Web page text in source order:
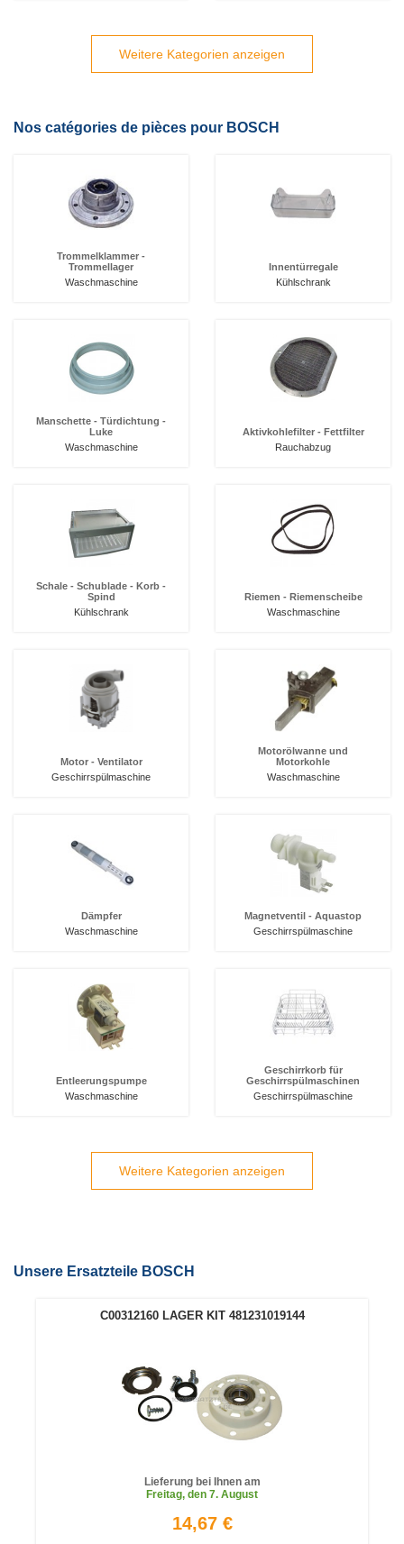
Weitere Kategorien anzeigen
Nos catégories de pièces pour BOSCH
Trommelklammer -
Trommellager
Waschmaschine
Innentürregale
Kühlschrank
Manschette - Türdichtung -
Luke
Waschmaschine
Aktivkohlefilter - Fettfilter
Rauchabzug
Schale - Schublade - Korb -
Spind
Kühlschrank
Riemen - Riemenscheibe
Waschmaschine
Motor - Ventilator
Geschirrspülmaschine
Motorölwanne und
Motorkohle
Waschmaschine
Dämpfer
Waschmaschine
Magnetventil - Aquastop
Geschirrspülmaschine
Entleerungspumpe
Waschmaschine
Geschirrkorb für
Geschirrspülmaschinen
Geschirrspülmaschine
Weitere Kategorien anzeigen
Unsere Ersatzteile BOSCH
C00312160 LAGER KIT 481231019144
Lieferung bei Ihnen am
Freitag, den 7. August
14,67 €